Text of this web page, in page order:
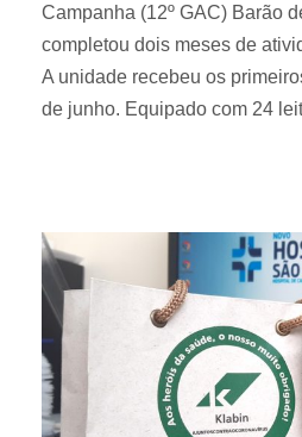
Campanha (12º GAC) Barão
completou dois meses de
A unidade recebeu os
de junho. Equipado com 24